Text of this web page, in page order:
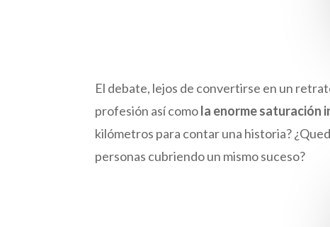
El debate, lejos de convertirse en un
profesión así comola enorme saturación
kilómetros para contar una historia?
personas cubriendo un mismo suceso?